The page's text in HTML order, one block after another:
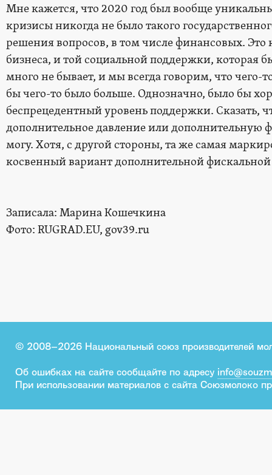
Мне кажется, что 2020 год был вообще
кризисы никогда не было такого
решения вопросов, в том числе финансовых. Это
бизнеса, и той социальной поддержки, которая
много не бывает, и мы всегда говорим, что чего-
бы чего-то было больше. Однозначно, было бы
беспрецедентный уровень поддержки. Сказать,
дополнительное давление или дополнительную
могу. Хотя, с другой стороны, та же самая
косвенный вариант дополнительной фискальной
Записала: Марина Кошечкина
Фото: RUGRAD.EU, gov39.ru
© 2008–2026 Национальный союз производителей
Об ошибках на сайте сообщайте по адресу
При использовании материалов с сайта Союзмолоко